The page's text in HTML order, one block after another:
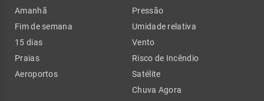
Amanhã
Fim de semana
15 dias
Praias
Aeroportos
Pressão
Umidade relativa
Vento
Risco de Incêndio
Satélite
Chuva Agora